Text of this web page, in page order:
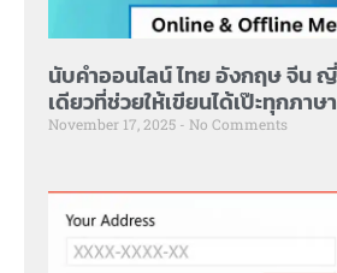
นับคำออนไลน์ ไทย อังกฤษ จีน
เดียวที่ช่วยให้เขียนได้เป๊ะทุกภาษา
November 17, 2025 No Comments